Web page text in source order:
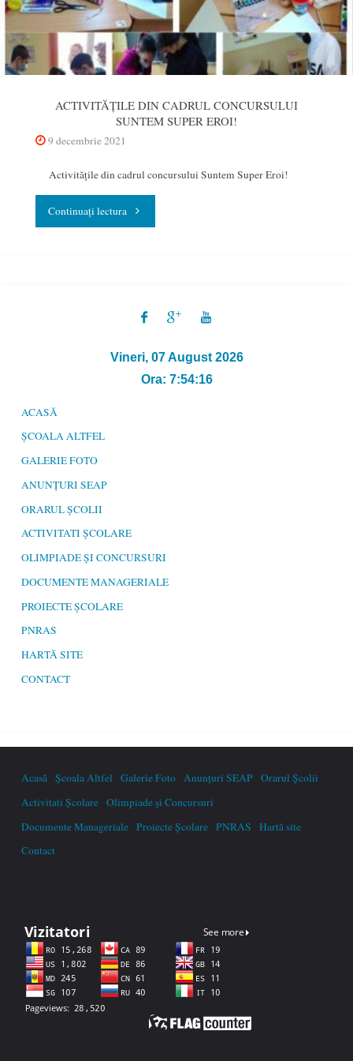
ACTIVITĂȚILE DIN CADRUL CONCURSULUI
SUNTEM SUPER EROI!
9 decembrie 2021
Activitățile din cadrul concursului Suntem Super Eroi!
Continuați lectura "Activitățile
Super
Vineri, 07 August 2026
Ora: 7:54:16
ACASĂ
ȘCOALA ALTFEL
GALERIE FOTO
ANUNȚURI SEAP
ORARUL ȘCOLII
ACTIVITATI ȘCOLARE
OLIMPIADE ȘI CONCURSURI
DOCUMENTE MANAGERIALE
PROIECTE ȘCOLARE
PNRAS
HARTĂ SITE
CONTACT
Acasă Școala Altfel Galerie Foto Anunțuri SEAP Orarul Școlii
Activitati Școlare Olimpiade și Concursuri
Documente Manageriale Proiecte Școlare PNRAS
Hartă site
Contact